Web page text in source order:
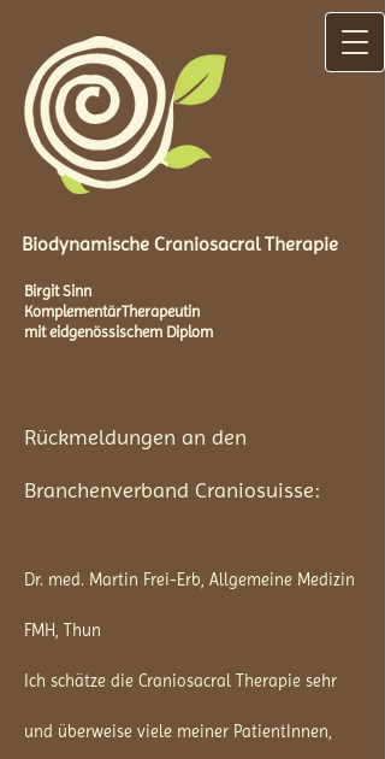
Biodynamische Craniosacral Therapie
Birgit Sinn
KomplementärTherapeutin
mit eidgenössischem Diplom
Rückmeldungen an den
Branchenverband Craniosuisse:
Dr. med. Martin Frei-Erb, Allgemeine Medizin
FMH, Thun
Ich schätze die Craniosacral Therapie sehr
und überweise viele meiner PatientInnen,